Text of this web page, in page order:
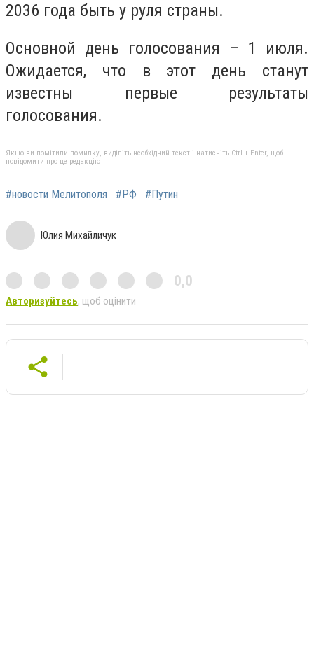
2036 года быть у руля страны.
Основной день голосования – 1 июля.
Ожидается, что в этот день станут
известны первые результаты
голосования.
Якщо ви помітили помилку, виділіть необхідний текст і натисніть Ctrl + Enter, щоб
повідомити про це редакцію
#новости Мелитополя #РФ #Путин
Юлия Михайличук
0,0
Авторизуйтесь, щоб оцінити